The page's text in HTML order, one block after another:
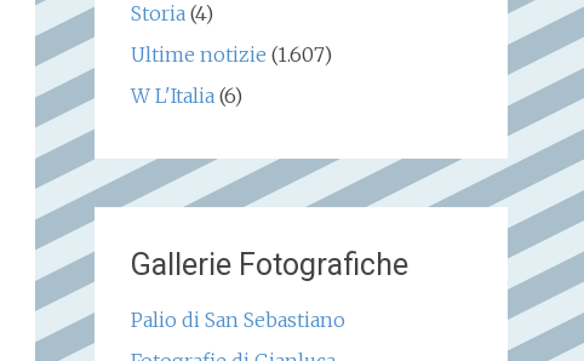
Storia(4)
Ultime notizie (1.607)
W L'Italia(6)
Gallerie Fotografiche
Palio di San Sebastiano